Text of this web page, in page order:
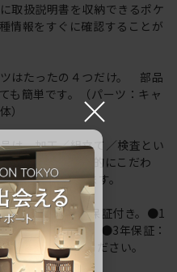
取扱説明書を収納できるポケ
情報をすぐに確認することが
ツはたったの４つだけ。 部品
も簡単です。（パーツ：キャ
）
は、加工／組立て／検査とい
、品質にも徹底的にこだわ
産されております。
安心のメーカー保証付き。●1
機構部・可動部 ●3年保証：
書をご確認ください。
×